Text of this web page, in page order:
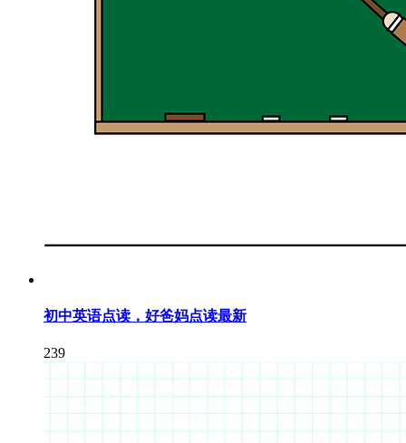
初中英语点读，好爸妈点读最新
239